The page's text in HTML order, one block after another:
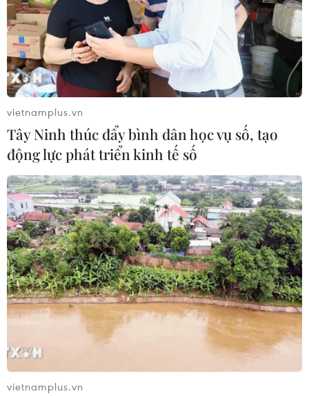
vietnamplus.vn
Tây Ninh thúc đẩy bình dân học vụ số, tạo
động lực phát triển kinh tế số
vietnamplus.vn